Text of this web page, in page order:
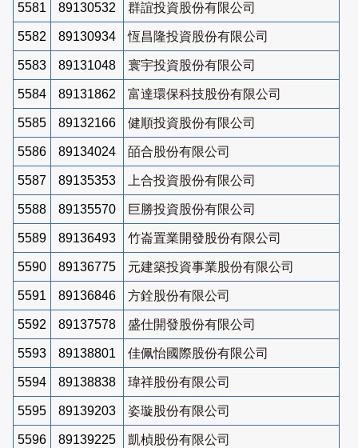
5581 89130532 群誼投資股份有限公司
5582 89130934 恆昌隆投資股份有限公司
5583 89131048 寰宇投資股份有限公司
5584 89131862 富達環保科技股份有限公司
5585 89132166 健順投資股份有限公司
5586 89134024 皕合股份有限公司
5587 89135353 上合投資股份有限公司
5588 89135570 巨勝投資股份有限公司
5589 89136493 竹崙置業開發股份有限公司
5590 89136775 元建築投資事業股份有限公司
5591 89136846 方銓股份有限公司
5592 89137578 盛仕開發股份有限公司
5593 89138801 佳佩怡國際股份有限公司
5594 89138838 瑋祥股份有限公司
5595 89139203 姿璇股份有限公司
5596 89139225 凱楨股份有限公司